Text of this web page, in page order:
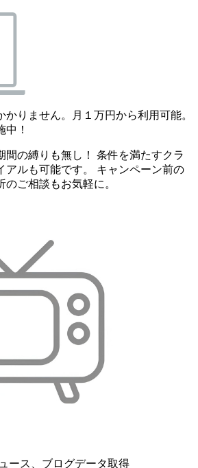
りません。月１万円から利用可能。
！
間の縛りも無し！ 条件を満たすクラ
アルも可能です。 キャンペーン前の
ご相談もお気軽に。
ース、ブログデータ取得